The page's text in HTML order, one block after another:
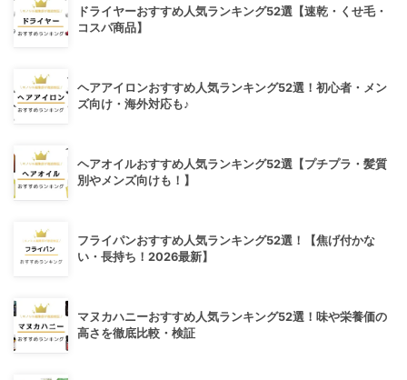
ドライヤーおすすめ人気ランキング52選【速乾・くせ毛・
コスパ商品】
ヘアアイロンおすすめ人気ランキング52選！初心者・メン
ズ向け・海外対応も♪
ヘアオイルおすすめ人気ランキング52選【プチプラ・髪質
別やメンズ向けも！】
フライパンおすすめ人気ランキング52選！【焦げ付かな
い・長持ち！2026最新】
マヌカハニーおすすめ人気ランキング52選！味や栄養価の
高さを徹底比較・検証